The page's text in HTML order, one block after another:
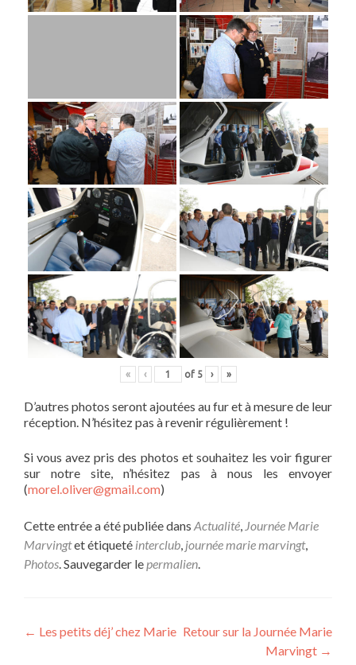
« ‹ of 5 › »
D’autres photos seront ajoutées au fur et à mesure de leur
réception. N’hésitez pas à revenir régulièrement !
Si vous avez pris des photos et souhaitez les voir figurer
sur notre site, n’hésitez pas à nous les envoyer
(morel.oliver@gmail.com)
Cette entrée a été publiée dans Actualité Journée Marie
Marvingtet étiqueté interclub journée marie marvingt,
Photos . Sauvegarder le permalien
Navigation
← Les petits déj’ chez Marie Retour sur la Journée Marie
Marvingt →